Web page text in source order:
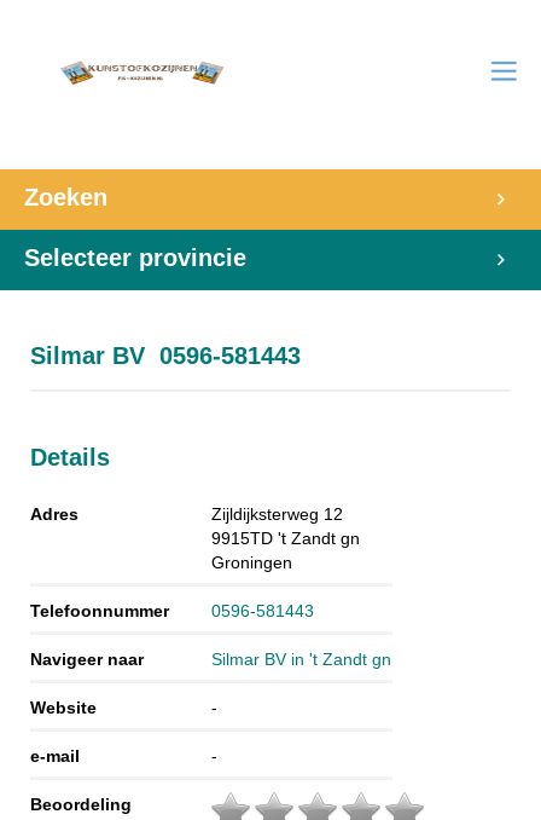
Zoeken
Selecteer provincie
Silmar BV 0596-581443
Details
Adres
Zijldijksterweg 12
9915TD 't Zandt gn
Groningen
Telefoonnummer 0596-581443
Navigeer naar Silmar BV in 't Zandt gn
Website -
e-mail -
Beoordeling